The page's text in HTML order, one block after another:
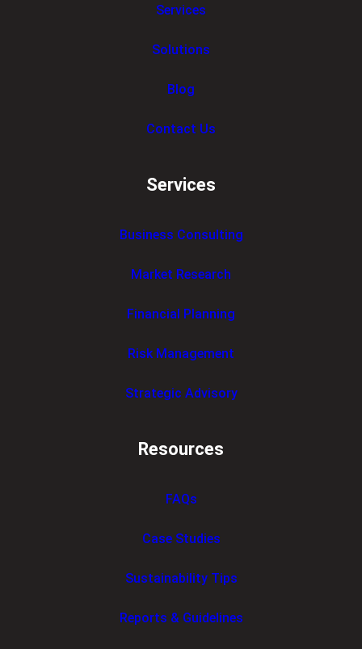
Services
Solutions
Blog
Contact Us
Services
Business Consulting
Market Research
Financial Planning
Risk Management
Strategic Advisory
Resources
FAQs
Case Studies
Sustainability Tips
Reports & Guidelines